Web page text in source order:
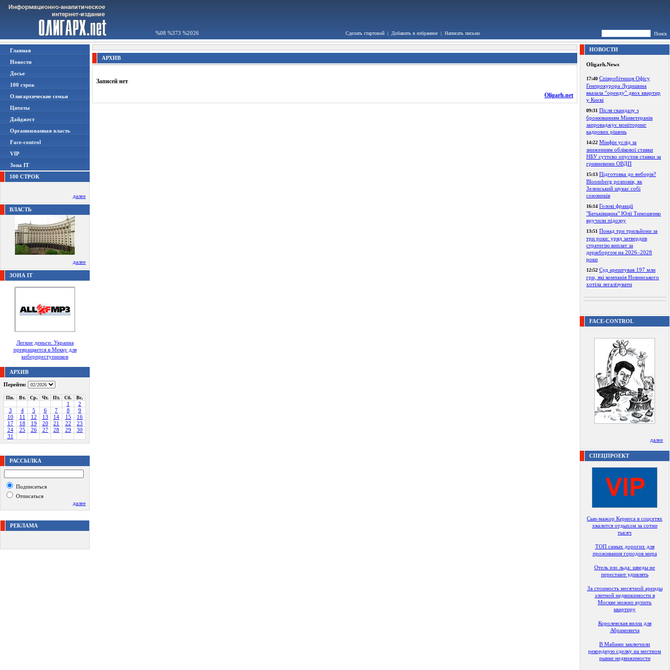
%08 %373 %2026 Сделать стартовой | Добавить в избранное | Написать письмо Поиск
Главная
Новости
Досье
100 строк
Олигархические семьи
Цитаты
Дайджест
Организованная власть
Face-control
VIP
Зона IT
100 СТРОК
далее
ВЛАСТЬ
далее
ЗОНА IT
Легкие деньги: Украина
превращается в Мекку для
киберпреступников
АРХИВ
Перейти:
Пн. Вт. Ср. Чт. Пт. Сб. Вс.
1
2
3
4 5 6 7 8
9
10
11 12 13 14 15
16
17
18 19 20 21 22
23
24
25 26 27 28 29
30
31
РАССЫЛКА
Подписаться
Отписаться
далее
РЕКЛАМА
АРХИВ
Записей нет
Oligarh.net
НОВОСТИ
Oligarh.News
17:40 Співробітниця Офісу
Генпрокурора Луцишина
вказала “оренду” двох квартир
у Києві
09:31 Після скандалу з
бронюванням Мінветеранів
запроваджує моніторинг
кадрових рішень
14:22 Мінфін услід за
зниженням облікової ставки
НБУ суттєво опустив ставки за
гривневими ОВДП
15:13 Підготовка до виборів?
Bloomberg розповів, як
Зеленський шукає собі
союзників
16:14 Голові фракції
"Батьківщина" Юлії Тимошенко
вручили підозру
13:51 Понад три трильйони за
три роки: уряд затвердив
стратегію виплат за
держборгом на 2026–2028
роки
12:52 Суд арештував 197 млн
грн, які компанія Новинського
хотіла легалізувати
FACE-CONTROL
далее
СПЕЦПРОЕКТ
Сын-мажор Кернеса в соцсетях
хвалится отдыхом за сотни
тысяч
ТОП самых дорогих для
проживания городов мира
Отель изо льда: шведы не
перестают удивлять
За стоимость месячной аренды
элитной недвижимости в
Москве можно купить
квартиру
Королевская вилла для
Абрамовича
В Майами заключили
рекордную сделку на местном
рынке недвижимости